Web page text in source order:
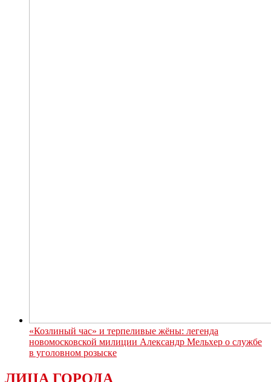
«Козлиный час» и терпеливые жёны: легенда
новомосковской милиции Александр Мельхер о службе
в уголовном розыске
ЛИЦА ГОРОДА